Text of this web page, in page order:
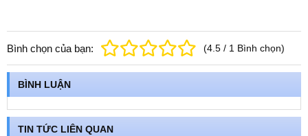
Bình chọn của bạn: (4.5 / 1 Bình chọn)
BÌNH LUẬN
TIN TỨC LIÊN QUAN